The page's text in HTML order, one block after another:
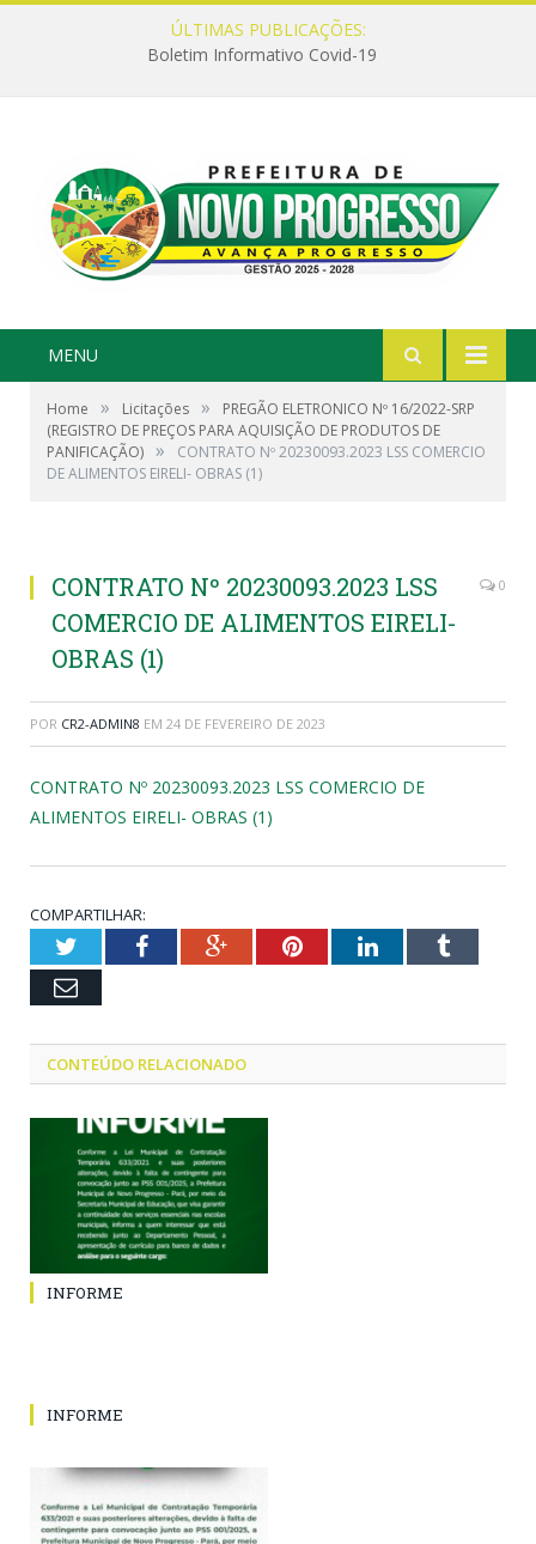
ÚLTIMAS PUBLICAÇÕES:
Boletim Informativo Covid-19
MENU
Home » Licitações »
PREGÃO ELETRONICO Nº 16/2022-SRP
(REGISTRO DE PREÇOS PARA AQUISIÇÃO DE PRODUTOS DE
PANIFICAÇÃO) »
CONTRATO Nº 20230093.2023 LSS COMERCIO
DE ALIMENTOS EIRELI- OBRAS (1)
CONTRATO Nº 20230093.2023 LSS
COMERCIO DE ALIMENTOS EIRELI-
OBRAS (1)
0
POR CR2-ADMIN8 EM 24 DE FEVEREIRO DE 2023
CONTRATO Nº 20230093.2023 LSS COMERCIO DE
ALIMENTOS EIRELI- OBRAS (1)
COMPARTILHAR:
TwitterFacebookGoogle+PinterestLinkedInTumblr
Email
CONTEÚDO RELACIONADO
INFORME
INFORME